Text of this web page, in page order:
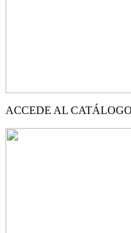
ACCEDE AL